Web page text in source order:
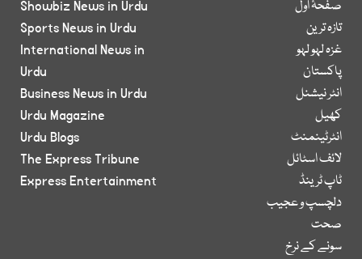
صفحۂ اول
تازہ ترین
غزہ لہو لہو
پاکستان
انٹر نیشنل
کھیل
انٹرٹینمنٹ
لائف اسٹائل
ٹاپ ٹرینڈ
دلچسپ و عجیب
صحت
سونے کے نرخ
Showbiz News in Urdu
Sports News in Urdu
International News in
Urdu
Business News in Urdu
Urdu Magazine
Urdu Blogs
The Express Tribune
Express Entertainment